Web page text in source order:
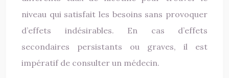
niveau qui satisfait les besoins sans provoquer
d’effets indésirables. En cas d’effets
secondaires persistants ou graves, il est
impératif de consulter un médecin.